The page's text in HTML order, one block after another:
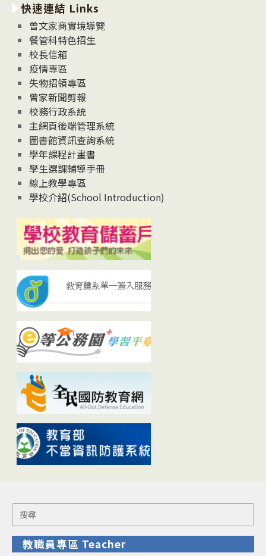
消
息
News
快速連結 Links
曾文家商實境導覽
餐管科特色招生
校長信箱
疫情專區
失物招領專區
曾家新聞剪報
校務行政系統
主網頁後端管理系統
圖書館資訊查詢系統
學年課程計畫書
學生選課輔導手冊
線上教學專區
學校介紹(School Introduction)
Search
for:
教職員專區 Teacher